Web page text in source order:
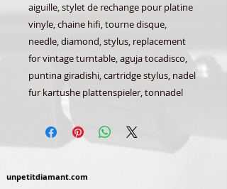
aiguille, stylet de rechange pour platine
vinyle, chaine hifi, tourne disque,
needle, diamond, stylus, replacement
for vintage turntable, aguja tocadisco,
puntina giradishi, cartridge stylus, nadel
fur kartushe plattenspieler, tonnadel
unpetitdiamant.com